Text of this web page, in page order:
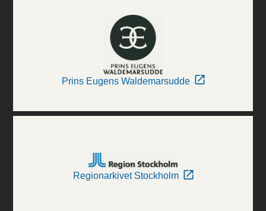
Prins Eugens Waldemarsudde
Regionarkivet Stockholm